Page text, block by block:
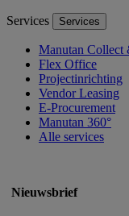
Services Services
Manutan Collect
Flex Office
Projectinrichting
Vendor Leasing
E-Procurement
Manutan 360°
Alle services
Nieuwsbrief